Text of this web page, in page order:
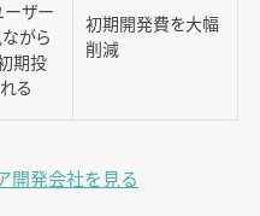
ーザー
がら
期投
る
初期開発費を大幅
削減
開発会社を見る